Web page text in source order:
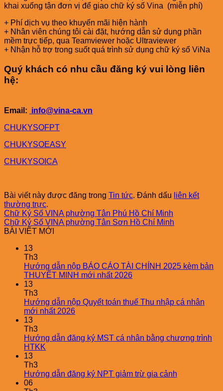
khai xuống tận đơn vị để giao chữ ký số Vina (miễn phí)
+ Phí dịch vụ theo khuyến mãi hiện hành
+ Nhân viên chúng tôi cài đặt, hướng dẫn sử dụng phần
mềm trực tiếp, qua Teamviewer hoặc Ultraviewer
+ Nhận hỗ trợ trong suốt quá trình sử dụng chữ ký số ViNa
Quý khách có nhu cầu đăng ký vui lòng liên
hệ:
Email: info@vina-ca.vn
CHUKYSOFPT
CHUKYSOEASY
CHUKYSOICA
Bài viết này được đăng trong Tin tức. Đánh dấu liên kết
thường trực.
Chữ Ký Số VINA phường Tân Phú Hồ Chí Minh
Chữ Ký Số VINA phường Tân Sơn Hồ Chí Minh
BÀI VIẾT MỚI
13
Th3
Hướng dẫn nộp BÁO CÁO TÀI CHÍNH 2025 kèm bản
THUYẾT MINH mới nhất 2026
13
Th3
Hướng dẫn nộp Quyết toán thuế Thu nhập cá nhân
mới nhất 2026
13
Th3
Hướng dẫn đăng ký MST cá nhân bằng chương trình
HTKK
13
Th3
Hướng dẫn đăng ký NPT giảm trừ gia cảnh
06